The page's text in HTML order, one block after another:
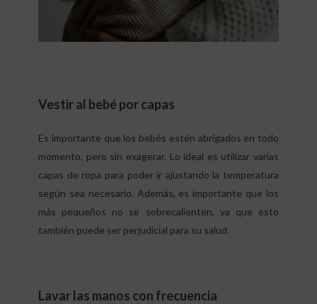
Vestir al bebé por capas
Es importante que los bebés estén abrigados en todo
momento, pero sin exagerar. Lo ideal es utilizar varias
capas de ropa para poder ir ajustando la temperatura
según sea necesario. Además, es importante que los
más pequeños no se sobrecalienten, ya que esto
también puede ser perjudicial para su salud.
Lavar las manos con frecuencia